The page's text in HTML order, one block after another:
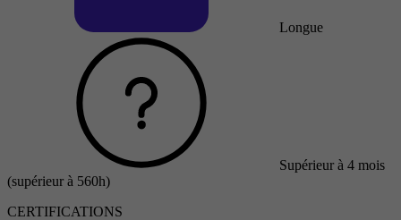
Longue
Supérieur à 4 mois
(supérieur à 560h)
CERTIFICATIONS